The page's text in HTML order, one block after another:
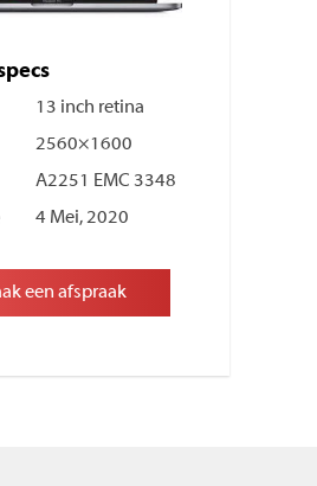
13 inch retina
2560×1600
A2251 EMC 3348
4 Mei, 2020
een afspraak